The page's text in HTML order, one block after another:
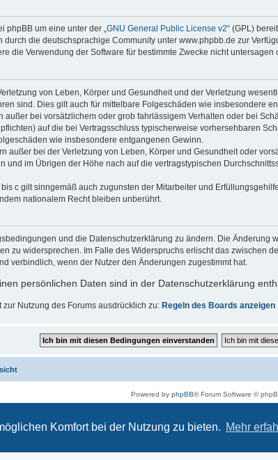
Komfort bei der Nutzung zu bieten. Mehr
phpBB um eine unter der „GNU General Public License v2“ (GPL)
die deutschsprachige Community unter www.phpbb.de zur
die Verwendung der Software für bestimmte Zwecke nicht
von Leben, Körper und Gesundheit und der Verletzung
sind. Dies gilt auch für mittelbare Folgeschäden wie insbesondere
außer bei vorsätzlichem oder grob fahrlässigem Verhalten oder bei
auf die bei Vertragsschluss typischerweise vorhersehbaren
wie insbesondere entgangenen Gewinn.
außer bei der Verletzung von Leben, Körper und Gesundheit oder
und im Übrigen der Höhe nach auf die vertragstypischen
c gilt sinngemäß auch zugunsten der Mitarbeiter und
nationalem Recht bleiben unberührt.
und die Datenschutzerklärung zu ändern. Die Änderung
zu widersprechen. Im Falle des Widerspruchs erlischt das zwischen
verbindlich, wenn der Nutzer den Änderungen zugestimmt hat.
persönlichen Daten sind in der Datenschutzerklärung
Nutzung des Forums ausdrücklich zu: Regeln des Boards anzeigen
Powered by phpBB® Forum Software ©